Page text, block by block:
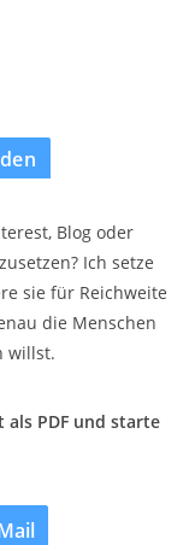
Blog oder
Ich setze
sie für Reichweite
die Menschen
willst.
PDF und starte